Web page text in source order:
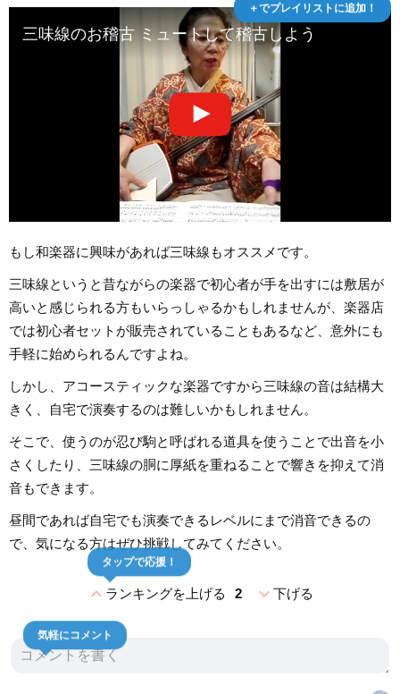
＋でプレイリストに追加！
三味線のお稽古 ミュートして稽古しよう
もし和楽器に興味があれば三味線もオススメです。
三味線というと昔ながらの楽器で初心者が手を出すには敷居が
高いと感じられる方もいらっしゃるかもしれませんが、楽器店
では初心者セットが販売されていることもあるなど、意外にも
手軽に始められるんですよね。
しかし、アコースティックな楽器ですから三味線の音は結構大
きく、自宅で演奏するのは難しいかもしれません。
そこで、使うのが忍び駒と呼ばれる道具を使うことで出音を小
さくしたり、三味線の胴に厚紙を重ねることで響きを抑えて消
音もできます。
昼間であれば自宅でも演奏できるレベルにまで消音できるの
で、気になる方はぜひ挑戦してみてください。
expand_lessランキングを上げる 2
タップで応援！
expand_more下げる
気軽にコメント